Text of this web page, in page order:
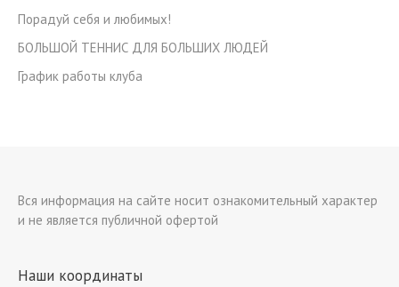
Порадуй себя и любимых!
БОЛЬШОЙ ТЕННИС ДЛЯ БОЛЬШИХ ЛЮДЕЙ
График работы клуба
Вся информация на сайте носит ознакомительный характер
и не является публичной офертой
Наши координаты